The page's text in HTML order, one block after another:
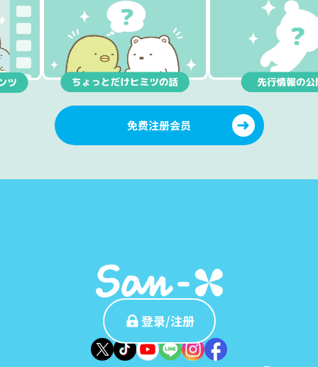
免费注册会员
登录/注册